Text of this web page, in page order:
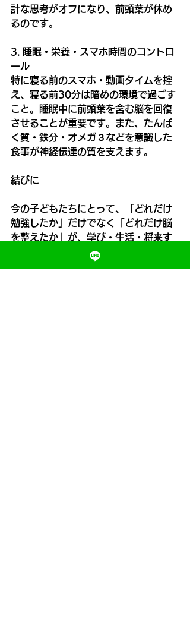
計な思考がオフになり、前頭葉が休め
るのです。
3. 睡眠・栄養・スマホ時間のコントロ
ール
特に寝る前のスマホ・動画タイムを控
え、寝る前30分は暗めの環境で過ごす
こと。睡眠中に前頭葉を含む脳を回復
させることが重要です。また、たんぱ
く質・鉄分・オメガ３などを意識した
食事が神経伝達の質を支えます。
結びに
今の子どもたちにとって、「どれだけ
勉強したか」だけでなく「どれだけ脳
を整えたか」が、学び・生活・将来す
べてに関わるテーマになっています。